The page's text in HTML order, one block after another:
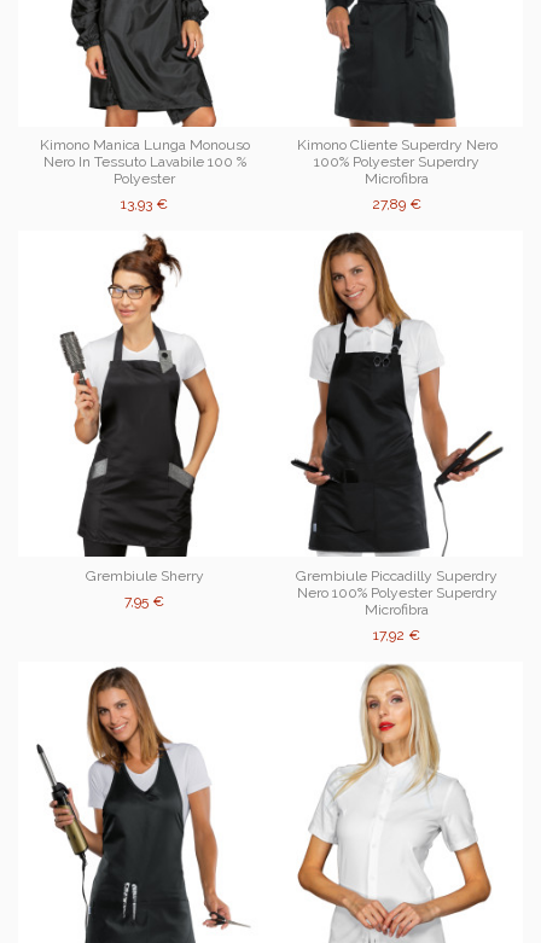
Kimono Manica Lunga Monouso
Nero In Tessuto Lavabile 100 %
Polyester
13,93 €
Kimono Cliente Superdry Nero
100% Polyester Superdry
Microfibra
27,89 €
Grembiule Sherry
7,95 €
Grembiule Piccadilly Superdry
Nero 100% Polyester Superdry
Microfibra
17,92 €